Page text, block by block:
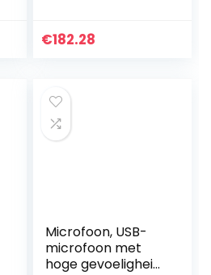
spraakontmoeting
€182.28
Microfoon, USB-
microfoon met
hoge gevoeligheid